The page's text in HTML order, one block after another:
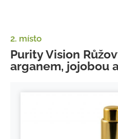
2. místo
Purity Vision
arganem, jojobou